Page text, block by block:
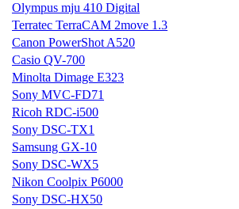
Olympus mju 410 Digital
Terratec TerraCAM 2move 1.3
Canon PowerShot A520
Casio QV-700
Minolta Dimage E323
Sony MVC-FD71
Ricoh RDC-i500
Sony DSC-TX1
Samsung GX-10
Sony DSC-WX5
Nikon Coolpix P6000
Sony DSC-HX50